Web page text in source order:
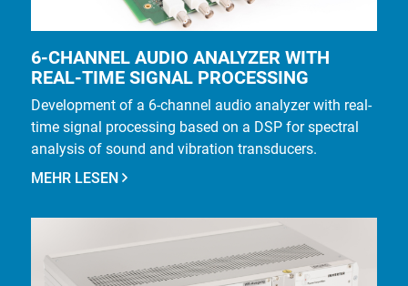
6-CHANNEL AUDIO ANALYZER WITH
REAL-TIME SIGNAL PROCESSING
Development of a 6-channel audio analyzer with real-
time signal processing based on a DSP for spectral
analysis of sound and vibration transducers.
MEHR LESEN